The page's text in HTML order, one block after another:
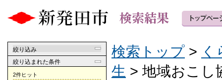
絞り込み
絞り込まれた条件
2件ヒット
検索トップ > く
生 > 地域おこし